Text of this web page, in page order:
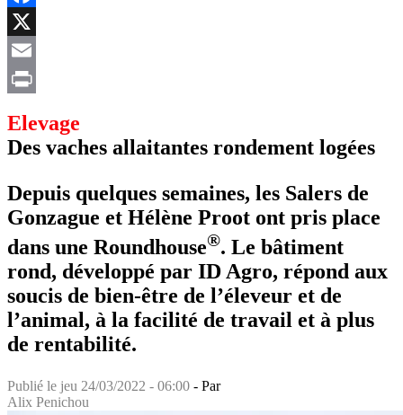
Facebook
X
Email
Elevage
Des vaches allaitantes rondement logées
Depuis quelques semaines, les Salers de
Gonzague et Hélène Proot ont pris place
dans une Roundhouse®. Le bâtiment
rond, développé par ID Agro, répond aux
soucis de bien-être de l’éleveur et de
l’animal, à la facilité de travail et à plus
de rentabilité.
Publié le jeu 24/03/2022 - 06:00 - Par
Alix Penichou